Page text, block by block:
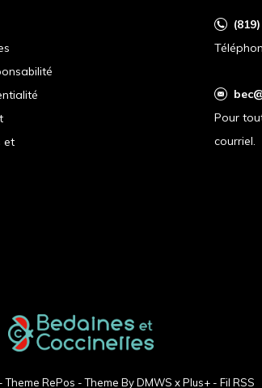
et
Pour
courriel.
- Theme RePos - Theme ByDMWS xPlus+ - Fil RSS